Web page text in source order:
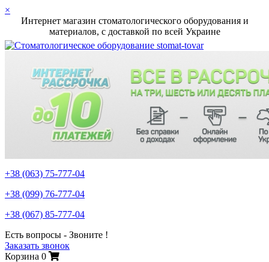
×
Интернет магазин стоматологического оборудования и
материалов, c доставкой по всей Украине
+38 (063) 75-777-04
+38 (099) 76-777-04
+38 (067) 85-777-04
Есть вопросы - Звоните !
Заказать звонок
Корзина 0